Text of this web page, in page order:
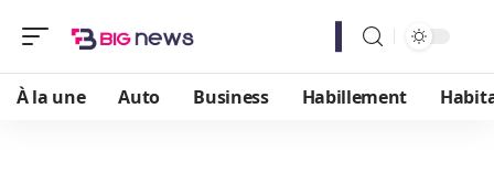
À la une Auto Business Habillement